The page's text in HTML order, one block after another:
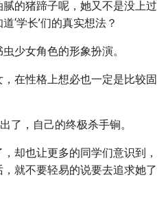
的猪蹄子呢，她又不是没上过
‘学长’们的真实想法？
少女角色的形象扮演。
在性格上想必也一定是比较固
了，自己的终极杀手锏。
却也让更多的同学们意识到，
就不要轻易的说要去追求她了